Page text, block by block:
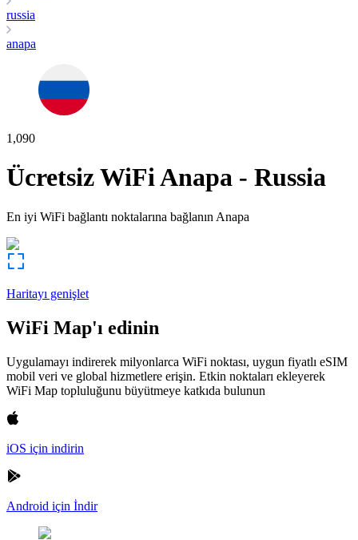
russia
anapa
1,090
Ücretsiz WiFiAnapa - Russia
En iyi WiFi bağlantı noktalarına bağlanın Anapa
Haritayı genişlet
WiFi Map'ı edinin
Uygulamayı indirerek milyonlarca WiFi noktası, uygun fiyatlı eSIM
mobil veri ve global hizmetlere erişin. Etkin noktaları ekleyerek
WiFi Map topluluğunu büyütmeye katkıda bulunun
iOS için indirin
Android için İndir